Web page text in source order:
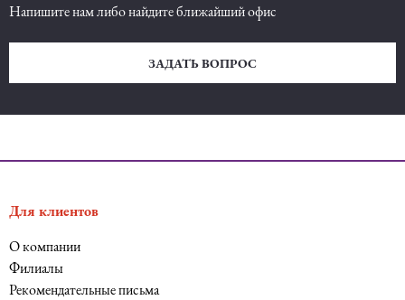
Напишите нам либо найдите ближайший офис
ЗАДАТЬ ВОПРОС
Для клиентов
О компании
Филиалы
Рекомендательные письма